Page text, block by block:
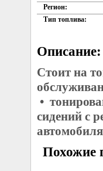
Регион:
Тип топлива:
Описание:
Стоит на
•
сидений с
Похожие